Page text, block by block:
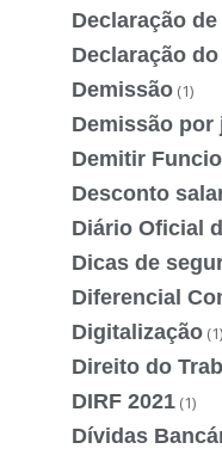
Declaração de
Declaração
Demissão (1)
Demissão por
Demitir
Desconto
Diário Oficial
Dicas de
Diferencial
Digitalização (1)
Direito do
DIRF 2021 (1)
Dívidas